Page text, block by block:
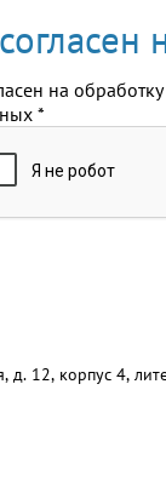
на обработку
*
д. 12, корпус 4,